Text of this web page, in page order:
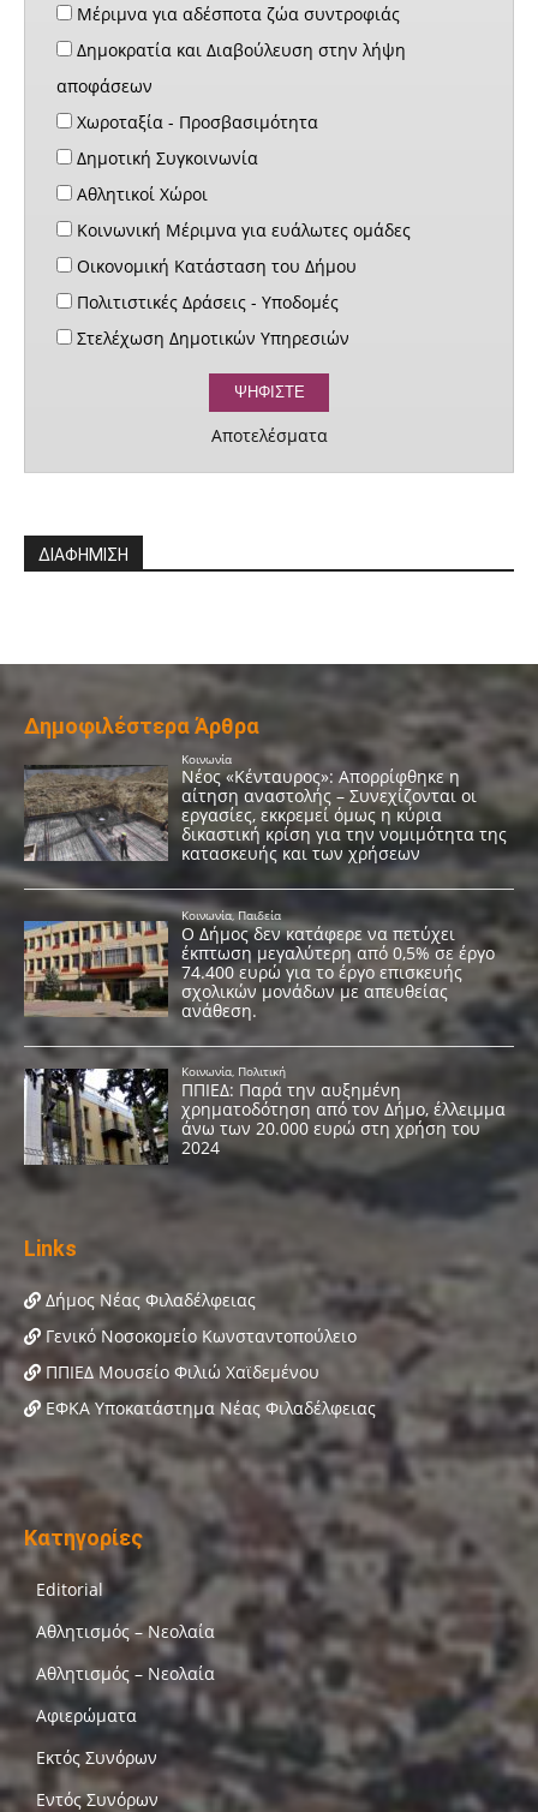
Μέριμνα για αδέσποτα ζώα συντροφιάς
Δημοκρατία και Διαβούλευση στην λήψη
αποφάσεων
Χωροταξία - Προσβασιμότητα
Δημοτική Συγκοινωνία
Αθλητικοί Χώροι
Κοινωνική Μέριμνα για ευάλωτες ομάδες
Οικονομική Κατάσταση του Δήμου
Πολιτιστικές Δράσεις - Υποδομές
Στελέχωση Δημοτικών Υπηρεσιών
Αποτελέσματα
ΔΙΑΦΗΜΙΣΗ
Δημοφιλέστερα Άρθρα
Links
Δήμος Νέας Φιλαδέλφειας
Γενικό Νοσοκομείο Κωνσταντοπούλειο
ΠΠΙΕΔ Μουσείο Φιλιώ Χαϊδεμένου
ΕΦΚΑ Υποκατάστημα Νέας Φιλαδέλφειας
Κατηγορίες
Editorial
Αθλητισμός – Νεολαία
Αθλητισμός – Νεολαία
Αφιερώματα
Εκτός Συνόρων
Εντός Συνόρων